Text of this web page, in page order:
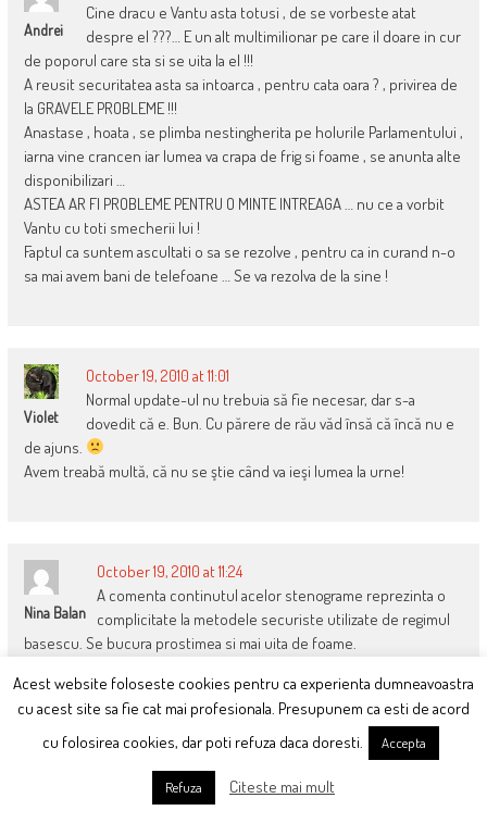
Andrei
Cine dracu e Vantu asta totusi , de se vorbeste atat
despre el ???… E un alt multimilionar pe care il doare in cur
de poporul care sta si se uita la el !!!
A reusit securitatea asta sa intoarca , pentru cata oara ? , privirea de
la GRAVELE PROBLEME !!!
Anastase , hoata , se plimba nestingherita pe holurile Parlamentului ,
iarna vine crancen iar lumea va crapa de frig si foame , se anunta alte
disponibilizari …
ASTEA AR FI PROBLEME PENTRU O MINTE INTREAGA … nu ce a vorbit
Vantu cu toti smecherii lui !
Faptul ca suntem ascultati o sa se rezolve , pentru ca in curand n-o
sa mai avem bani de telefoane … Se va rezolva de la sine !
Violet
October 19, 2010 at 11:01
Normal update-ul nu trebuia să fie necesar, dar s-a
dovedit că e. Bun. Cu părere de rău văd însă că încă nu e
de ajuns.
Avem treabă multă, că nu se ştie când va ieşi lumea la urne!
Nina Balan
October 19, 2010 at 11:24
A comenta continutul acelor stenograme reprezinta o
complicitate la metodele securiste utilizate de regimul
basescu. Se bucura prostimea si mai uita de foame.
October 19, 2010 at 11:26
Mda, ai dreptate. Ai grija cu cine vorbesti pentru ca cineva
acolo, te asculta. Ma intreb totusi, unde este marea
Acest website foloseste cookies pentru ca experienta dumneavoastra
cu acest site sa fie cat mai profesionala. Presupunem ca esti de acord
cu folosirea cookies, dar poti refuza daca doresti.
Accepta
Refuza Citeste mai mult